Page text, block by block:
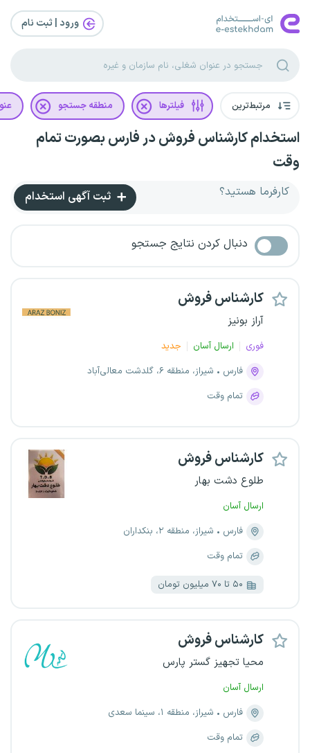
ورود | ثبت‌ نام
مرتبط‌ترین فیلترها منطقه جستجو
استخدام کارشناس فروش در فارس بصورت تمام
وقت
کارفرما هستید؟ ثبت آگهی استخدام
دنبال کردن نتایج جستجو
کارشناس فروش
آراز بونیز
فوری ارسال آسان
جدید
فارس
شیراز، منطقه ۶، گلدشت معالی‌آباد
تمام وقت
کارشناس فروش
طلوع دشت بهار
ارسال آسان
فارس
شیراز، منطقه ۲، بنکداران
تمام وقت
۵۰ تا ۷۰ میلیون تومان
کارشناس فروش
محیا تجهیز گستر پارس
ارسال آسان
فارس
شیراز، منطقه ۱، سینما سعدی
تمام وقت